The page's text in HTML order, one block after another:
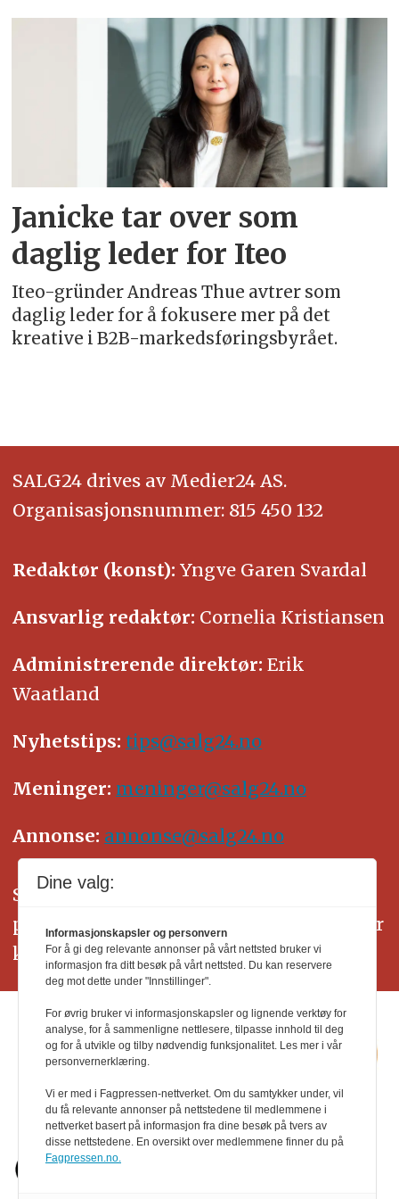
Emne:
Janicke tar over som
daglig leder for Iteo
Iteo-gründer Andreas Thue avtrer som
daglig leder for å fokusere mer på det
kreative i B2B-markedsføringsbyrået.
SALG24 drives av Medier24 AS.
Organisasjonsnummer: 815 450 132
Redaktør (konst): Yngve Garen Svardal
Ansvarlig redaktør: Cornelia Kristiansen
Administrerende direktør: Erik
Waatland
Nyhetstips: tips@salg24.no
Meninger: meninger@salg24.no
Annonse: annonse@salg24.no
SALG24 arbeider etter Vær Varsom-
plakatens regler for god presseskikk. Her
kan du lese mer omPFUsarbeid.
Dine valg:
Informasjonskapsler og personvern
For å gi deg relevante annonser på vårt nettsted bruker vi
informasjon fra ditt besøk på vårt nettsted. Du kan reservere
deg mot dette under "Innstillinger".
For øvrig bruker vi informasjonskapsler og lignende verktøy for
analyse, for å sammenligne nettlesere, tilpasse innhold til deg
og for å utvikle og tilby nødvendig funksjonalitet. Les mer i vår
personvernerklæring.
Vi er med i Fagpressen-nettverket. Om du samtykker under, vil
du få relevante annonser på nettstedene til medlemmene i
nettverket basert på informasjon fra dine besøk på tvers av
disse nettstedene. En oversikt over medlemmene finner du på
Fagpressen.no.